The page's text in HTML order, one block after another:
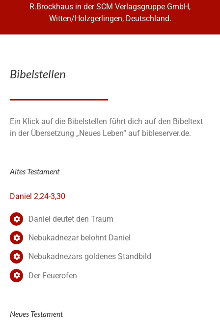
R.Brockhaus in der SCM Verlagsgruppe GmbH,
Witten/Holzgerlingen, Deutschland.
Bibelstellen
Ein Klick auf die Bibelstellen führt dich auf den Bibeltext
in der Übersetzung „Neues Leben“ auf bibleserver.de.
Altes Testament
Daniel 2,24-3,30
Daniel deutet den Traum
Nebukadnezar belohnt Daniel
Nebukadnezars goldenes Standbild
Der Feuerofen
Neues Testament